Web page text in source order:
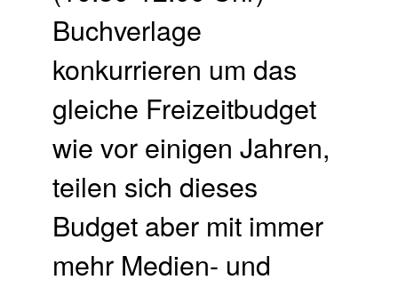
Buchverlage
konkurrieren um das
gleiche Freizeitbudget
wie vor einigen Jahren,
teilen sich dieses
Budget aber mit immer
mehr Medien- und